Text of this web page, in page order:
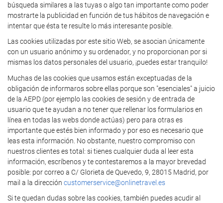
búsqueda similares a las tuyas o algo tan importante como poder
mostrarte la publicidad en función de tus hábitos de navegación e
intentar que ésta te resulte lo más interesante posible.
Las cookies utilizadas por este sitio Web, se asocian únicamente
con un usuario anónimo y su ordenador, y no proporcionan por si
mismas los datos personales del usuario, ¡puedes estar tranquilo!
Muchas de las cookies que usamos están exceptuadas de la
obligación de informaros sobre ellas porque son "esenciales" a juicio
de la AEPD (por ejemplo las cookies de sesión y de entrada de
usuario que te ayudan a no tener que rellenar los formularios en
línea en todas las webs donde actúas) pero para otras es
importante que estés bien informado y por eso es necesario que
leas esta información. No obstante, nuestro compromiso con
nuestros clientes es total: si tienes cualquier duda al leer esta
información, escríbenos y te contestaremos a la mayor brevedad
posible: por correo a C/ Glorieta de Quevedo, 9, 28015 Madrid, por
mail a la dirección customerservice@onlinetravel.es
Si te quedan dudas sobre las cookies, también puedes acudir al